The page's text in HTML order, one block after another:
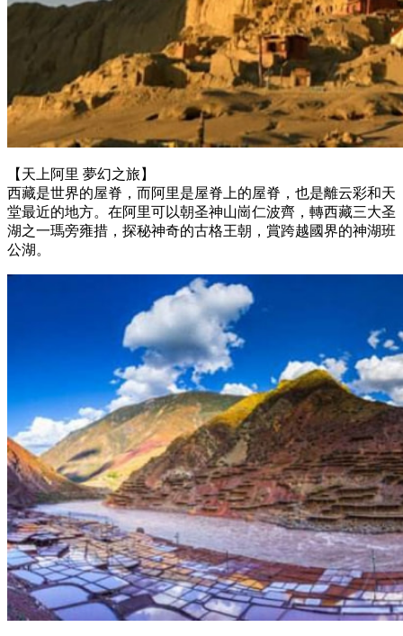
【天上阿里 夢幻之旅】
西藏是世界的屋脊，而阿里是屋脊上的屋脊，也是離云彩和天
堂最近的地方。在阿里可以朝圣神山崗仁波齊，轉西藏三大圣
湖之一瑪旁雍措，探秘神奇的古格王朝，賞跨越國界的神湖班
公湖。